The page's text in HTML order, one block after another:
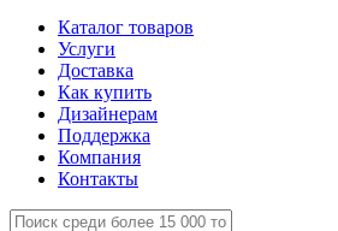
Каталог товаров
Услуги
Доставка
Как купить
Дизайнерам
Поддержка
Компания
Контакты